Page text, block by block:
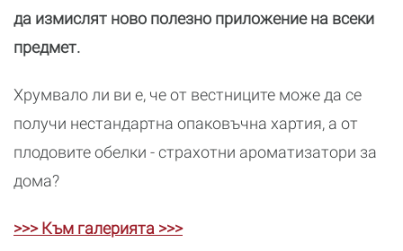
да измислят ново полезно приложение на всеки
предмет.
Хрумвало ли ви е, че от вестниците може да се
получи нестандартна опаковъчна хартия, а от
плодовите обелки - страхотни ароматизатори за
дома?
>>> Към галерията >>>